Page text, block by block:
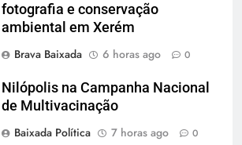
fotografia e conservação
ambiental em Xerém
Brava Baixada
6 horas ago 0
Nilópolis na Campanha Nacional
de Multivacinação
Baixada Política
7 horas ago 0